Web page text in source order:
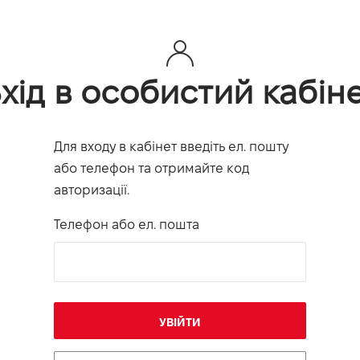
в особистий
Для входу в кабінет введіть ел. пошту
або телефон та отримайте код
авторизації.
Телефон або ел. пошта
УВІЙТИ